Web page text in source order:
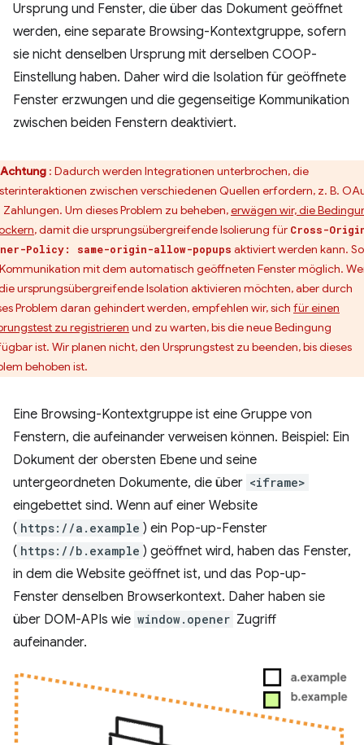
Ursprung und Fenster, die über das Dokument geöffnet
werden, eine separate Browsing-Kontextgruppe, sofern
sie nicht denselben Ursprung mit derselben COOP-
Einstellung haben. Daher wird die Isolation für geöffnete
Fenster erzwungen und die gegenseitige Kommunikation
zwischen beiden Fenstern deaktiviert.
Achtung : Dadurch werden Integrationen unterbrochen, die
zwischen verschiedenen Quellen erfordern, z. B.
Zahlungen. Um dieses Problem zu beheben,erwägen wir, die
, damit die ursprungsübergreifende Isolierung für Cross-
Policy: same-origin-allow-popups aktiviert werden kann.
mit dem automatisch geöffneten Fenster möglich.
ursprungsübergreifende Isolation aktivieren möchten, aber durch
Problem daran gehindert werden, empfehlen wir, sich für einen
zu registrieren und zu warten, bis die neue Bedingung
ist. Wir planen nicht, den Ursprungstest zu beenden, bis dieses
behoben ist.
Eine Browsing-Kontextgruppe ist eine Gruppe von
Fenstern, die aufeinander verweisen können. Beispiel: Ein
Dokument der obersten Ebene und seine
untergeordneten Dokumente, die über <iframe>
eingebettet sind. Wenn auf einer Website
( https://a.example ) ein Pop-up-Fenster
( https://b.example ) geöffnet wird, haben das Fenster,
in dem die Website geöffnet ist, und das Pop-up-
Fenster denselben Browserkontext. Daher haben sie
über DOM-APIs wie window.opener Zugriff
aufeinander.